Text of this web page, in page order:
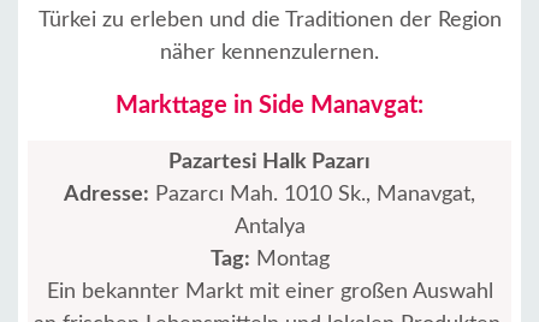
Türkei zu erleben und die Traditionen der Region
näher kennenzulernen.
Markttage in Side Manavgat:
Pazartesi Halk Pazarı
Adresse: Pazarcı Mah. 1010 Sk., Manavgat,
Antalya
Tag: Montag
Ein bekannter Markt mit einer großen Auswahl